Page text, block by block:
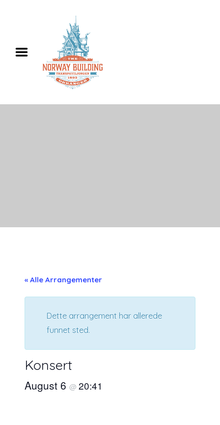
« Alle Arrangementer
Dette arrangement har allerede
funnet sted.
Konsert
August 6 @ 20:41
Utleie